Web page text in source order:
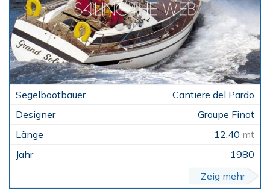
Cantiere del Pardo
Groupe Finot
12,40 mt
1980
Zeig mehr